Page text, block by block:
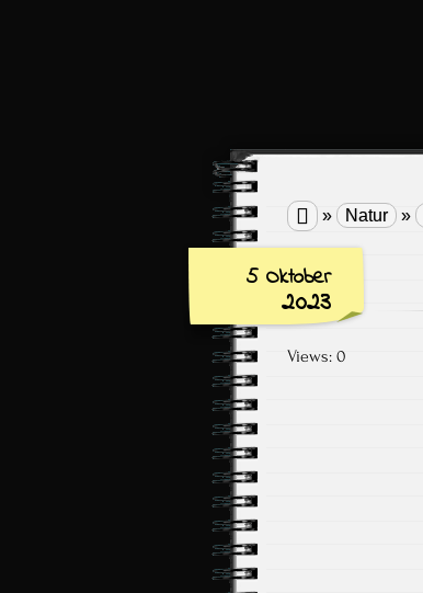
 » Natur »
5 Oktober
2023
Views: 0